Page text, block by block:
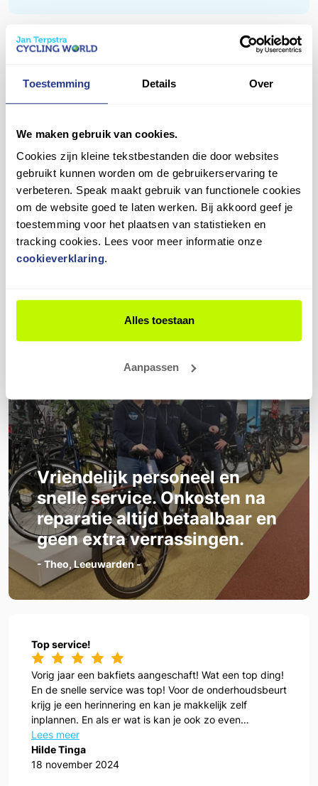
Toestemming Details Over
We maken gebruik van cookies.
Cookies zijn kleine tekstbestanden die door websites
gebruikt kunnen worden om de gebruikerservaring te
verbeteren. Speak maakt gebruik van functionele cookies
om de website goed te laten werken. Bij akkoord geef je
toestemming voor het plaatsen van statistieken en
tracking cookies. Lees voor meer informatie onze
cookieverklaring.
Alles toestaan
Aanpassen
veilig en comfortabel op pad!
Daarom bieden we een gratis eerste nastelbeurt
stellen we de versnellingen, remmen en andere
werkt.
Plan je afspraak eenvoudig in en blijf genieten van
jouw fiets in topconditie!
Vragen over dit product?
Heb je een vraag over dit product? Ons team staat je
Contact opnemen
9,4
Wat onze klanten zeggen
aan
Vriendelijk personeel en
snelle service. Onkosten na
reparatie altijd betaalbaar en
geen extra verrassingen.
- Theo, Leeuwarden -
Top service!
Vorig jaar een bakfiets aangeschaft! Wat een top ding!
En de snelle service was top! Voor de onderhoudsbeurt
krijg je een herinnering en kan je makkelijk zelf
inplannen. En als er wat is kan je ook zo even
aanwippen!
Lees meer
Hilde Tinga
18 november 2024